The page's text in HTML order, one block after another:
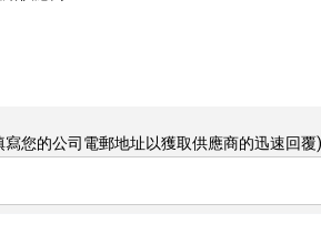
寫您的公司電郵地址以獲取供應商的迅速回覆)